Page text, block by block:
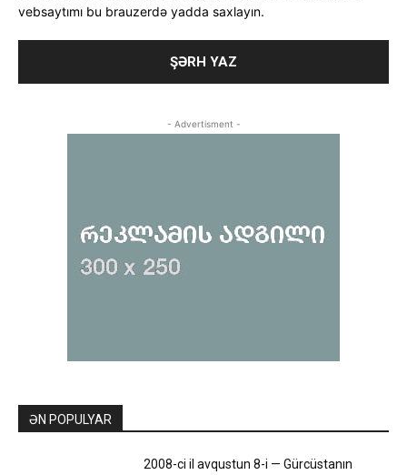
vebsaytımı bu brauzerdə yadda saxlayın.
- Advertisment -
ƏN POPULYAR
2008-ci il avqustun 8-i — Gürcüstanın